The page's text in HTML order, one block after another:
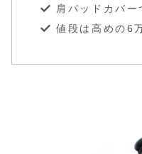
肩パッドカバー
値段は高めの6